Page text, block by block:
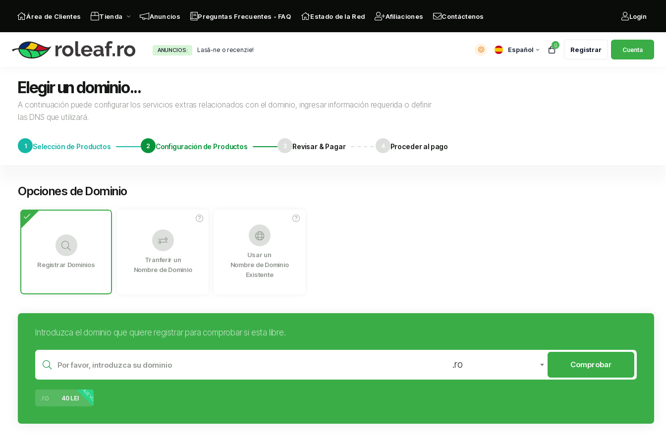
ANUNCIOS: Lasă-ne o recenzie! Español
0
Registrar Cuenta
Área de Clientes Tienda Anuncios Preguntas Frecuentes - FAQ Estado de la Red Afiliaciones Contáctenos Login
Elegir un dominio...
A continuación puede configurar los servicios extras relacionados con el dominio, ingresar información requerida o definir
las DNS que utilizará.
1 Selección de Productos 2 Configuración de Productos 3 Revisar & Pagar 4 Proceder al pago
Opciones de Dominio
Registrar Dominios
Tranferir un
Nombre de Dominio
Usar un
Nombre de Dominio
Existente
Introduzca el dominio que quiere registrar para comprobar si esta libre.
.ro Comprobar
NUEVO
.ro 40 LEI